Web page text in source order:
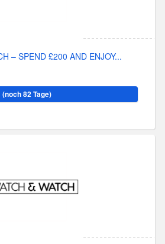
– SPEND £200 AND ENJOY...
(noch 82 Tage)